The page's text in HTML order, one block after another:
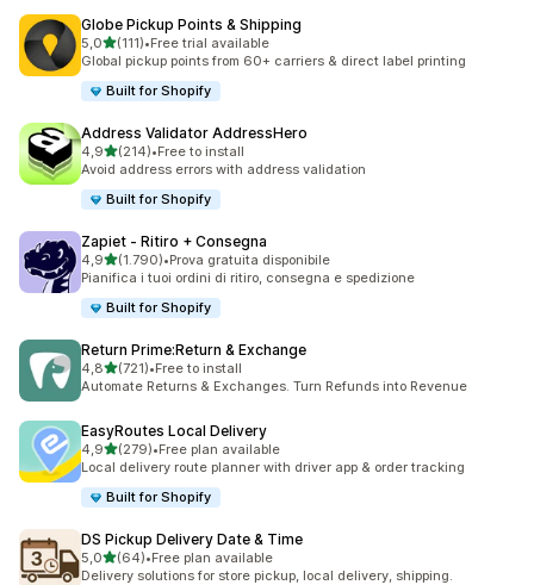
Globe Pickup Points & Shipping
5,0stelle su 5
(111)
111 recensioni totali
•Free trial available
Global pickup points from 60+ carriers & direct label printing
Built for Shopify
Address Validator AddressHero
4,9stelle su 5
(214)
214 recensioni totali
•Free to install
Avoid address errors with address validation
Built for Shopify
Zapiet ‑ Ritiro + Consegna
4,9stelle su 5
(1.790)
1790 recensioni totali
•Prova gratuita disponibile
Pianifica i tuoi ordini di ritiro, consegna e spedizione
Built for Shopify
Return Prime:Return & Exchange
4,8stelle su 5
(721)
721 recensioni totali
•Free to install
Automate Returns & Exchanges. Turn Refunds into Revenue
EasyRoutes Local Delivery
4,9stelle su 5
(279)
279 recensioni totali
•Free plan available
Local delivery route planner with driver app & order tracking
Built for Shopify
DS Pickup Delivery Date & Time
5,0stelle su 5
(64)
64 recensioni totali
•Free plan available
Delivery solutions for store pickup, local delivery, shipping.